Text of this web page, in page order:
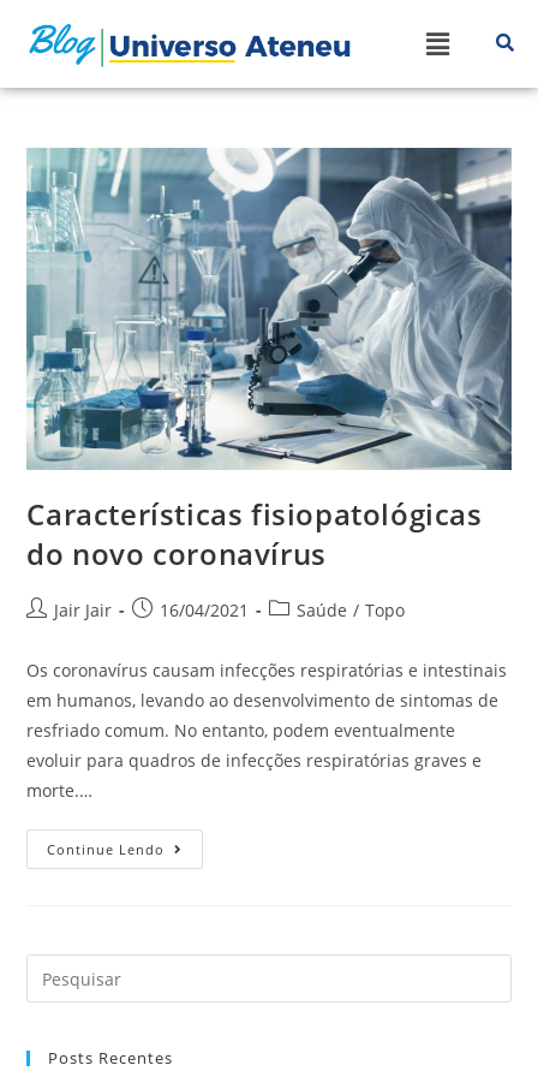
Características fisiopatológicas
do novo coronavírus
Jair Jair 16/04/2021 Saúde / Topo
Os coronavírus causam infecções respiratórias e intestinais
em humanos, levando ao desenvolvimento de sintomas de
resfriado comum. No entanto, podem eventualmente
evoluir para quadros de infecções respiratórias graves e
morte.…
Continue Lendo
Posts Recentes